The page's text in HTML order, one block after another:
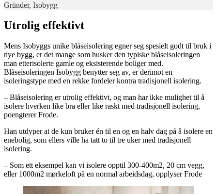
Gründer, Isobygg
Utrolig effektivt
Mens Isobyggs unike blåseisolering egner seg spesielt godt til bruk i
nye bygg, er det mange som husker den typiske blåseisoleringen
man etterisolerte gamle og eksisterende boliger med.
Blåseisoleringen Isobygg benytter seg av, er derimot en
isoleringstype med en rekke fordeler kontra tradisjonell isolering.
– Blåseisolering er utrolig effektivt, og man har ikke mulighet til å
isolere hverken like bra eller like raskt med tradisjonell isolering,
poengterer Frode.
Han utdyper at de kun bruker én til en og en halv dag på å isolere en
enebolig, som ellers ville ha tatt to til tre uker med tradisjonell
isolering.
– Som ett eksempel kan vi isolere opptil 300-400m2, 20 cm vegg,
eller 1000m2 mørkeloft på en normal arbeidsdag, opplyser Frode